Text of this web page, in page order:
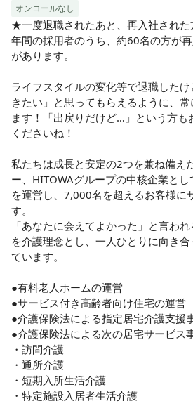
オンコールなし
★一度退職されたあと、再入社された
年間の採用者のうち、約60名の方が
があります。
ライフスタイルの変化等で退職した
きたい」と思ってもらえるように、
ます！「出戻りだけど…」という方も
くださいね！
私たちは成長と安定の2つを兼ね備え
ー、HITOWAグループの中核企業と
を運営し、7,000名を超えるお客様に
す。
「あなたに会えてよかった」と言わ
を介護理念とし、一人ひとりに向き
ています。
●有料老人ホームの運営
●サービス付き高齢者向け住宅の運営
●介護保険法による指定居宅介護支援
●介護保険法による次の居宅サービス
・訪問介護
・通所介護
・短期入所生活介護
・特定施設入居者生活介護